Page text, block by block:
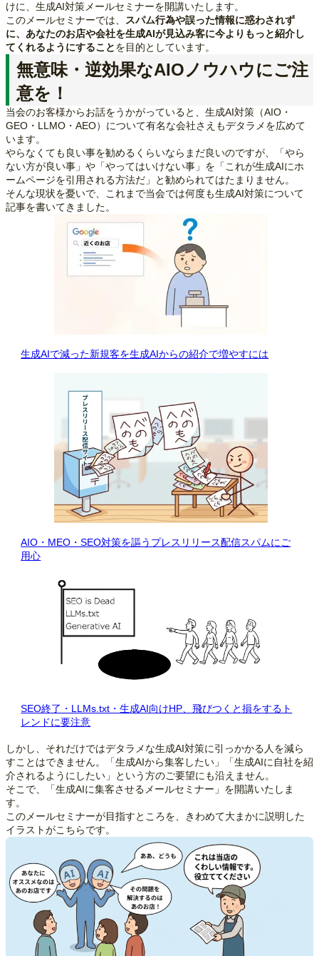
けに、生成AI対策メールセミナーを開講いたします。
このメールセミナーでは、 スパム行為や誤った情報に惑わされず
に、あなたのお店や会社を生成AIが見込み客に今よりもっと紹介し
てくれるようにすることを目的としています。
無意味・逆効果なAIOノウハウにご注
意を！
当会のお客様からお話をうかがっていると、生成AI対策（AIO・
GEO・LLMO・AEO）について有名な会社さえもデタラメを広めて
います。
やらなくても良い事を勧めるくらいならまだ良いのですが、「やら
ない方が良い事」や「やってはいけない事」を「これが生成AIにホ
ームページを引用される方法だ」と勧められてはたまりません。
そんな現状を憂いで、これまで当会では何度も生成AI対策について
記事を書いてきました。
生成AIで減った新規客を生成AIからの紹介で増やすには
AIO・MEO・SEO対策を謳うプレスリリース配信スパムにご
用心
SEO終了・LLMs.txt・生成AI向けHP、飛びつくと損をするト
レンドに要注意
しかし、それだけではデタラメな生成AI対策に引っかかる人を減ら
すことはできません。「生成AIから集客したい」「生成AIに自社を紹
介されるようにしたい」という方のご要望にも沿えません。
そこで、「生成AIに集客させるメールセミナー」を開講いたしま
す。
このメールセミナーが目指すところを、きわめて大まかに説明した
イラストがこちらです。